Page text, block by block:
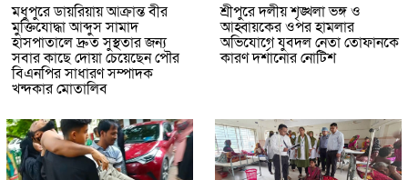
মধুপুরে ডায়রিয়ায় আক্রান্ত বীর
মুক্তিযোদ্ধা আব্দুস সামাদ
হাসপাতালে দ্রুত সুস্থতার জন্য
সবার কাছে দোয়া চেয়েছেন পৌর
বিএনপির সাধারণ সম্পাদক
খন্দকার মোতালিব
শ্রীপুরে দলীয় শৃঙ্খলা ভঙ্গ ও
আহ্বায়কের ওপর হামলার
অভিযোগে যুবদল নেতা তোফানকে
কারণ দর্শানোর নোটিশ